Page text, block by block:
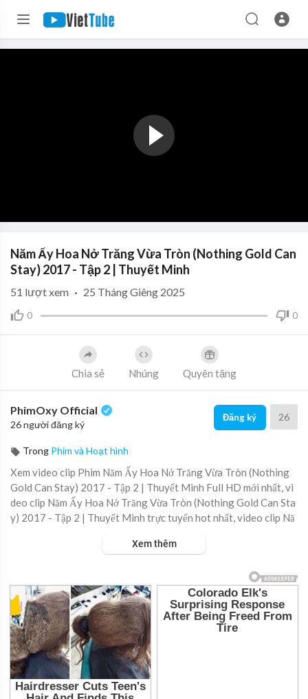
Năm Ấy Hoa Nở Trăng Vừa Tròn (Nothing Gold Can
Stay) 2017 - Tập 2 | Thuyết Minh
0 0
51 lượt xem · 25 Tháng Giêng 2025
Chia sẻ Nhúng Quyên tặng
PhimOxy Official
26 người đăng ký
Đăng ký 26
Trong Phim và Hoạt hình
Xem video clip Phim Năm Ấy Hoa Nở Trăng Vừa Tròn (Nothing
Gold Can Stay) 2017 - Tập 2 | Thuyết Minh Full HD mới nhất, vi
deo clip Năm Ấy Hoa Nở Trăng Vừa Tròn (Nothing Gold Can Sta
y) 2017 - Tập 2 | Thuyết Minh trực tuyến hot nhất, video clip Nă
ập 2 | Thuyết Minh online hay nhất.
https://viet.tube/watch/
nam-ay....-hoa-no-trang-vua-tr
Xem thêm